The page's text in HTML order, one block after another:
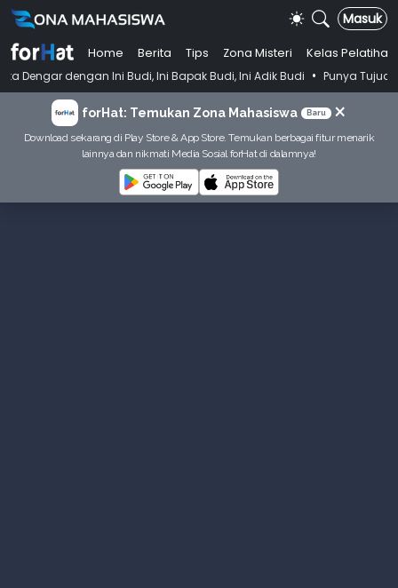
Masuk
Home Berita Tips Zona Misteri
Kelas Pelatihan
Ini Budi, Ini Bapak Budi, Ini Adik Budi • Punya Tujuan Dekatkan
forHat: Temukan Zona Mahasiswa Baru ×
Download sekarang di Play Store & App Store. Temukan berbagai fitur menarik
lainnya dan nikmati Media Sosial forHat di dalamnya!